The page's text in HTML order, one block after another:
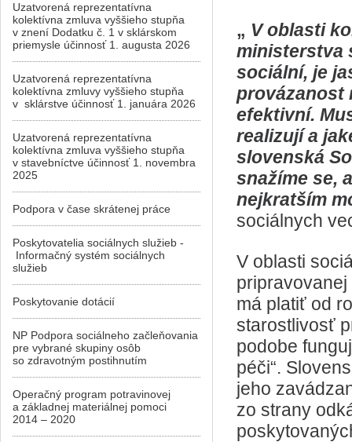
„ V oblasti
ministerstva
sociální, je
provázanost
efektivní.
realizují a
slovenská
snažíme se,
nejkratším
sociálnych
V oblasti
má platiť od
starostlivosť
podobe
péči“.
jeho
zo strany
Uzatvorená reprezentatívna
kolektívna zmluva vyššieho stupňa
v znení Dodatku č. 1 v sklárskom
priemysle účinnosť 1. augusta 2026
Uzatvorená reprezentatívna
kolektívna zmluvy vyššieho stupňa
v sklárstve účinnosť 1. januára 2026
Uzatvorená reprezentatívna
kolektívna zmluva vyššieho stupňa
v stavebníctve účinnosť 1. novembra
2025
Podpora v čase skrátenej práce
Poskytovatelia sociálnych služieb -
Informačný systém sociálnych
služieb
Poskytovanie dotácií
NP Podpora sociálneho začleňovania
pre vybrané skupiny osôb
so zdravotným postihnutím
Operačný program potravinovej
a základnej materiálnej pomoci
2014 – 2020